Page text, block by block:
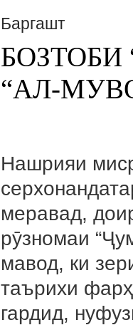
Баргашт
“АЛ-
Нашрияи
меравад,
рӯзномаи
мавод, ки
таърихи
гардид,